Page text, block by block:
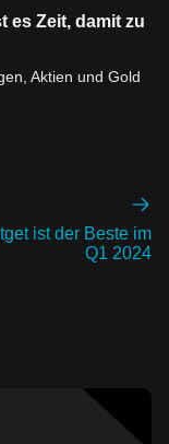
es Zeit, damit zu
Aktien und Gold
ist der Beste im
Q1 2024